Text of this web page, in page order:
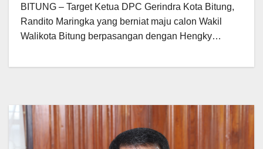
BITUNG – Target Ketua DPC Gerindra Kota Bitung,
Randito Maringka yang berniat maju calon Wakil
Walikota Bitung berpasangan dengan Hengky…